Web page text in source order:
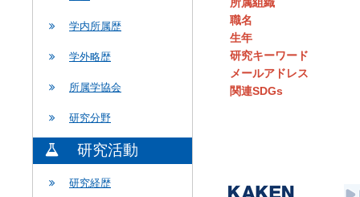
学内所属歴
学外略歴
所属学協会
研究分野
研究活動
研究経歴
職名
生年
研究キーワード
メールアドレス
関連SDGs